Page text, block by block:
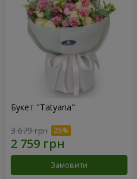
Букет "Tatyana"
3 679 грн
Замовити